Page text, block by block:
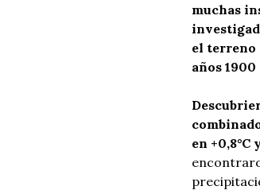
muchas
el terreno
años 1900
en